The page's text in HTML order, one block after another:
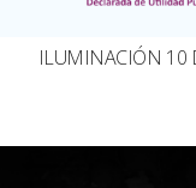
ILUMINACIÓN 10